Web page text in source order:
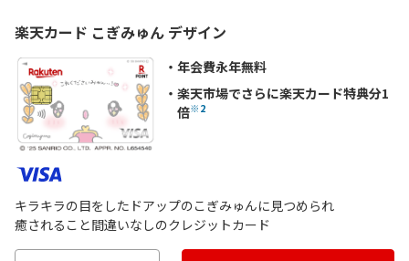
楽天カード こぎみゅん デザイン
年会費永年無料
楽天市場でさらに楽天カード特典分1
倍※2
キラキラの目をしたドアップのこぎみゅんに見つめられ
癒されること間違いなしのクレジットカード